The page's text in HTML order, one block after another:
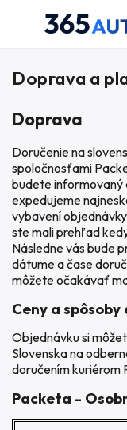
Doprava a
Doprava
Doručenie na
spoločnosťami
budete informovaný
expedujeme
vybavení
ste mali prehľad
Následne vás bude
dátume a čase
môžete očakávať
Ceny a
Objednávku si
Slovenska na
doručením kuriérom
Packeta -